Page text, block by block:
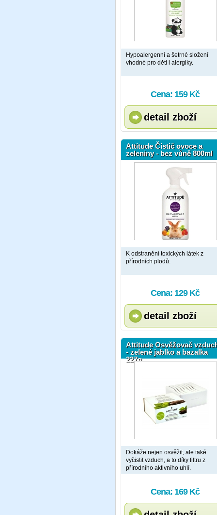
Hypoalergenní a šetrné složení
vhodné pro děti i alergiky.
Cena: 159 Kč
detail zboží
Attitude Čistič ovoce a
zeleniny - bez vůně 800ml
K odstranění toxických látek z
přírodních plodů.
Cena: 129 Kč
detail zboží
Attitude Osvěžovač
- zelené jablko a bazalka
227g
Dokáže nejen osvěžit, ale také
vyčistit vzduch, a to díky filtru z
přírodního aktivního uhlí.
Cena: 169 Kč